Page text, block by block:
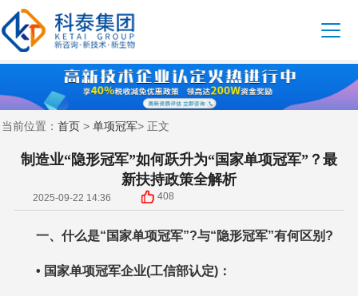
当前位置： 首页 > 单项冠军> 正文
制造业“隐形冠军”如何跃升为“国家单项冠军”？最
新扶持政策全解析
2025-09-22 14:36 408
一、什么是“国家单项冠军”?与“隐形冠军”有何区别?
• 国家单项冠军企业(工信部认定)：